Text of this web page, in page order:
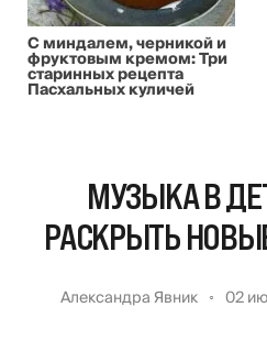
С миндалем, черникой и
фруктовым кремом: Три
старинных рецепта
Пасхальных куличей
МУЗЫКА В
РАСКРЫТЬ
Александра Явник 02